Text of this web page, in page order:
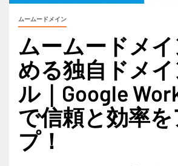
ムームードメイン
ムームードメ
める独自ドメ
ル｜Google
で信頼と効率を
プ！